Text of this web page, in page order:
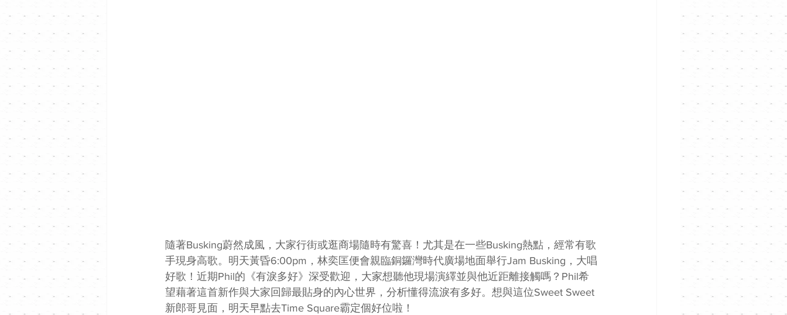
隨著Busking蔚然成風，大家行街或逛商場隨時有驚喜！尤其是在一些Busking熱點，經常有歌
手現身高歌。明天黃昏6:00pm，林奕匡便會親臨銅鑼灣時代廣場地面舉行Jam Busking，大唱
好歌！近期Phil的《有淚多好》深受歡迎，大家想聽他現場演繹並與他近距離接觸嗎？Phil希
望藉著這首新作與大家回歸最貼身的內心世界，分析懂得流淚有多好。想與這位Sweet Sweet
新郎哥見面，明天早點去Time Square霸定個好位啦！